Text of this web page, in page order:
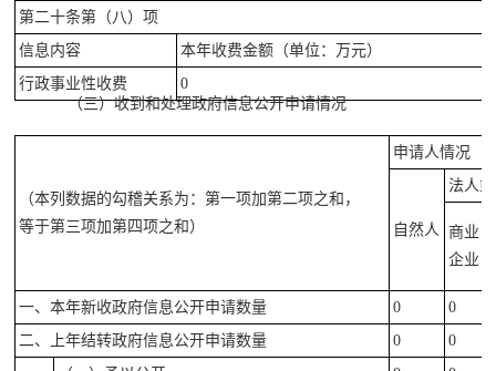
第二十条第（八）项
信息内容
本年收费金额（单位：万元）
行政事业性收费
0
（三）收到和处理政府信息公开申请情况
（本列数据的勾稽关系为：第一项加第二项之和，
等于第三项加第四项之和）
申请人情况
自然人
法人
商业
企业
一、本年新收政府信息公开申请数量 0 0
二、上年结转政府信息公开申请数量
0 0